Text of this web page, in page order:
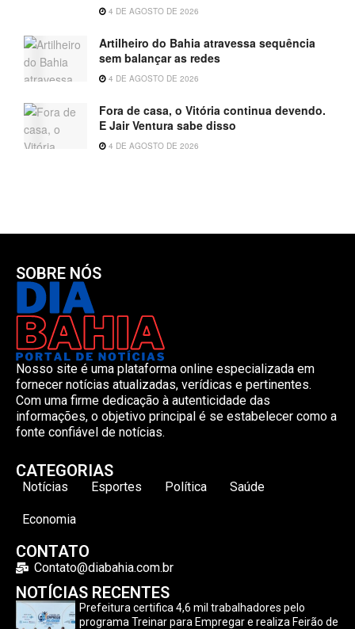
4 DE AGOSTO DE 2026
Artilheiro do Bahia atravessa sequência
sem balançar as redes
4 DE AGOSTO DE 2026
Fora de casa, o Vitória continua devendo.
E Jair Ventura sabe disso
4 DE AGOSTO DE 2026
SOBRE NÓS
Nosso site é uma plataforma online especializada em
fornecer notícias atualizadas, verídicas e pertinentes.
Com uma firme dedicação à autenticidade das
informações, o objetivo principal é se estabelecer como a
fonte confiável de notícias.
CATEGORIAS
Notícias Esportes Política Saúde
Economia
CONTATO
Contato@diabahia.com.br
NOTÍCIAS RECENTES
Prefeitura certifica 4,6 mil trabalhadores pelo
programa Treinar para Empregar e realiza Feirão de